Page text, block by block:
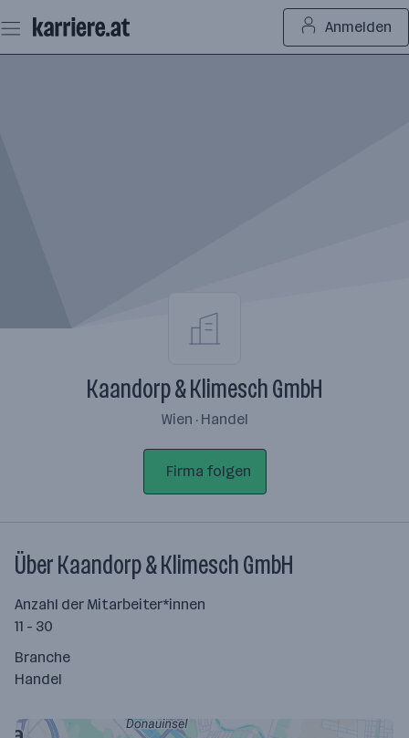
Seiteninhalt
springen
Anmelden
Kaandorp & Klimesch GmbH
Wien · Handel
Firma folgen
Über Kaandorp & Klimesch GmbH
Anzahl der Mitarbeiter*innen
11 - 30
Branche
Handel